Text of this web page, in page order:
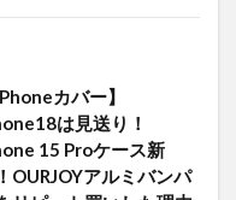
カバー】
は見送り！
15 Proケース新
OURJOYアルミバンパ